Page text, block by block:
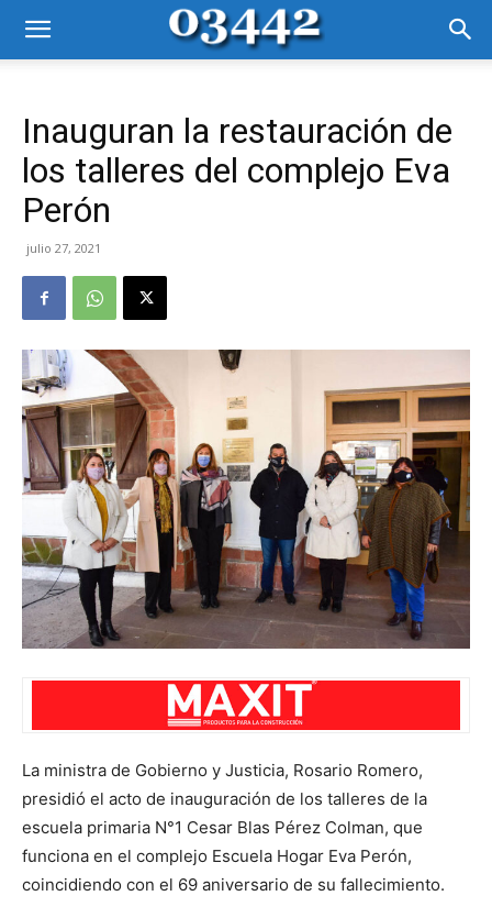
Inauguran la restauración de
los talleres del complejo Eva
Perón
julio 27, 2021
La ministra de Gobierno y Justicia, Rosario Romero,
presidió el acto de inauguración de los talleres de la
escuela primaria N°1 Cesar Blas Pérez Colman, que
funciona en el complejo Escuela Hogar Eva Perón,
coincidiendo con el 69 aniversario de su fallecimiento.